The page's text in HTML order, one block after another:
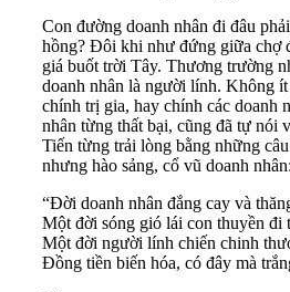
Con đường doanh nhân đi đâu
hồng? Đôi khi như đứng giữa chợ
giá buốt trời Tây. Thương trường
doanh nhân là người lính. Không ít
chính trị gia, hay chính các doanh
nhân từng thất bại, cũng đã tự nói
Tiến từng trải lòng bằng những
nhưng hào sảng, cổ vũ doanh nhân:
“Đời doanh nhân đắng cay và
Một đời sóng gió lái con thuyền đi
Một đời người lính chiến chinh
Đồng tiền biến hóa, có đây mà